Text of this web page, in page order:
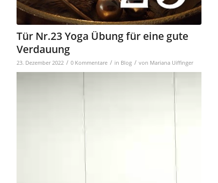
Tür Nr.23 Yoga Übung für eine gute
Verdauung
23. Dezember 2022 / 0 Kommentare / in Blog / von Mariana Uiffinger